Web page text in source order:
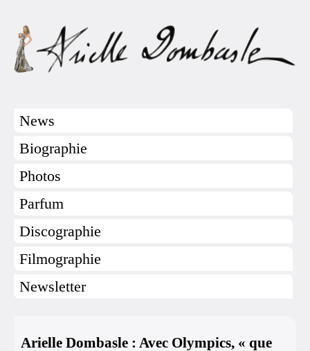
News
Biographie
Photos
Parfum
Discographie
Filmographie
Newsletter
Arielle Dombasle : Avec Olympics, « que